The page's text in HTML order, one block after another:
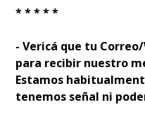
* * * * *
- Verificá que tu
para recibir nuestro
Estamos
tenemos señal ni